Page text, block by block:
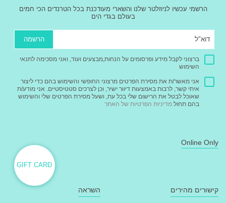
הרשמי עכשיו לניוזלטר שלנו והשארי מעודכנת בכל הטרנדים הכי חמים
בעולם בגדי הים
הרשמה
ברצוני לקבל מידע ופרסומים על הנחות,מבצעים ועוד, ואני מסכימה לתנאי
השימוש
אני מאשר/ת את מסירת הפרטים מרצוני החופשי והשימוש בהם כדי ליצור
איתי קשר, לרבות באמצעות דיוור ישיר, וכן לצרכים סטטיסטיים. אני מודע/ת
שאוכל לבטל את הרישום שלי בכל עת, ושעל מסירת הפרטים שלי והשימוש
בהם תחול מדיניות הפרטיות של האתר
Online Only
GIFT CARD
קישורים מהירים השראה